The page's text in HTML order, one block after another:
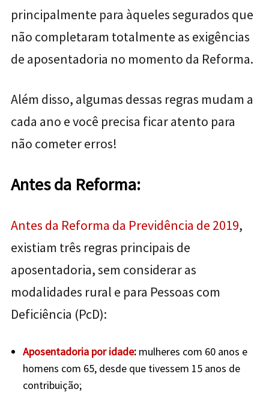
principalmente para àqueles segurados que
não completaram totalmente as exigências
de aposentadoria no momento da Reforma.
Além disso, algumas dessas regras mudam a
cada ano e você precisa ficar atento para
não cometer erros!
Antes da Reforma:
Antes da Reforma da Previdência de 2019,
existiam três regras principais de
aposentadoria, sem considerar as
modalidades rural e para Pessoas com
Deficiência (PcD):
Aposentadoria por idade: mulheres com 60 anos e
homens com 65, desde que tivessem 15 anos de
contribuição;